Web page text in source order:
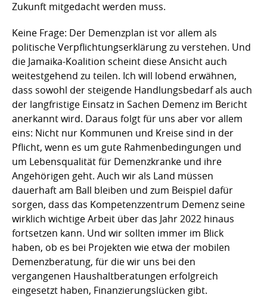
Zukunft mitgedacht werden muss.
Keine Frage: Der Demenzplan ist vor allem als
politische Verpflichtungserklärung zu verstehen. Und
die Jamaika-Koalition scheint diese Ansicht auch
weitestgehend zu teilen. Ich will lobend erwähnen,
dass sowohl der steigende Handlungsbedarf als auch
der langfristige Einsatz in Sachen Demenz im Bericht
anerkannt wird. Daraus folgt für uns aber vor allem
eins: Nicht nur Kommunen und Kreise sind in der
Pflicht, wenn es um gute Rahmenbedingungen und
um Lebensqualität für Demenzkranke und ihre
Angehörigen geht. Auch wir als Land müssen
dauerhaft am Ball bleiben und zum Beispiel dafür
sorgen, dass das Kompetenzzentrum Demenz seine
wirklich wichtige Arbeit über das Jahr 2022 hinaus
fortsetzen kann. Und wir sollten immer im Blick
haben, ob es bei Projekten wie etwa der mobilen
Demenzberatung, für die wir uns bei den
vergangenen Haushaltberatungen erfolgreich
eingesetzt haben, Finanzierungslücken gibt.